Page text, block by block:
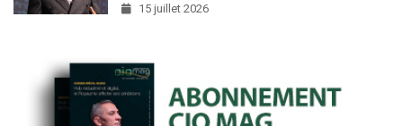
15 juillet 2026